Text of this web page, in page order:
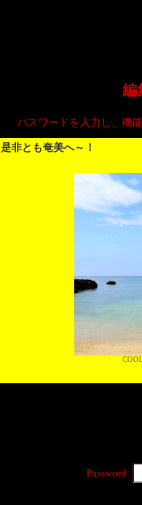
編
パスワードを入力し、機
是非とも奄美へ～！
Password: